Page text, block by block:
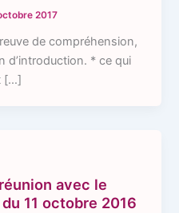
2017
de compréhension,
d’introduction. * ce qui
[…]
avec le
11 octobre 2016